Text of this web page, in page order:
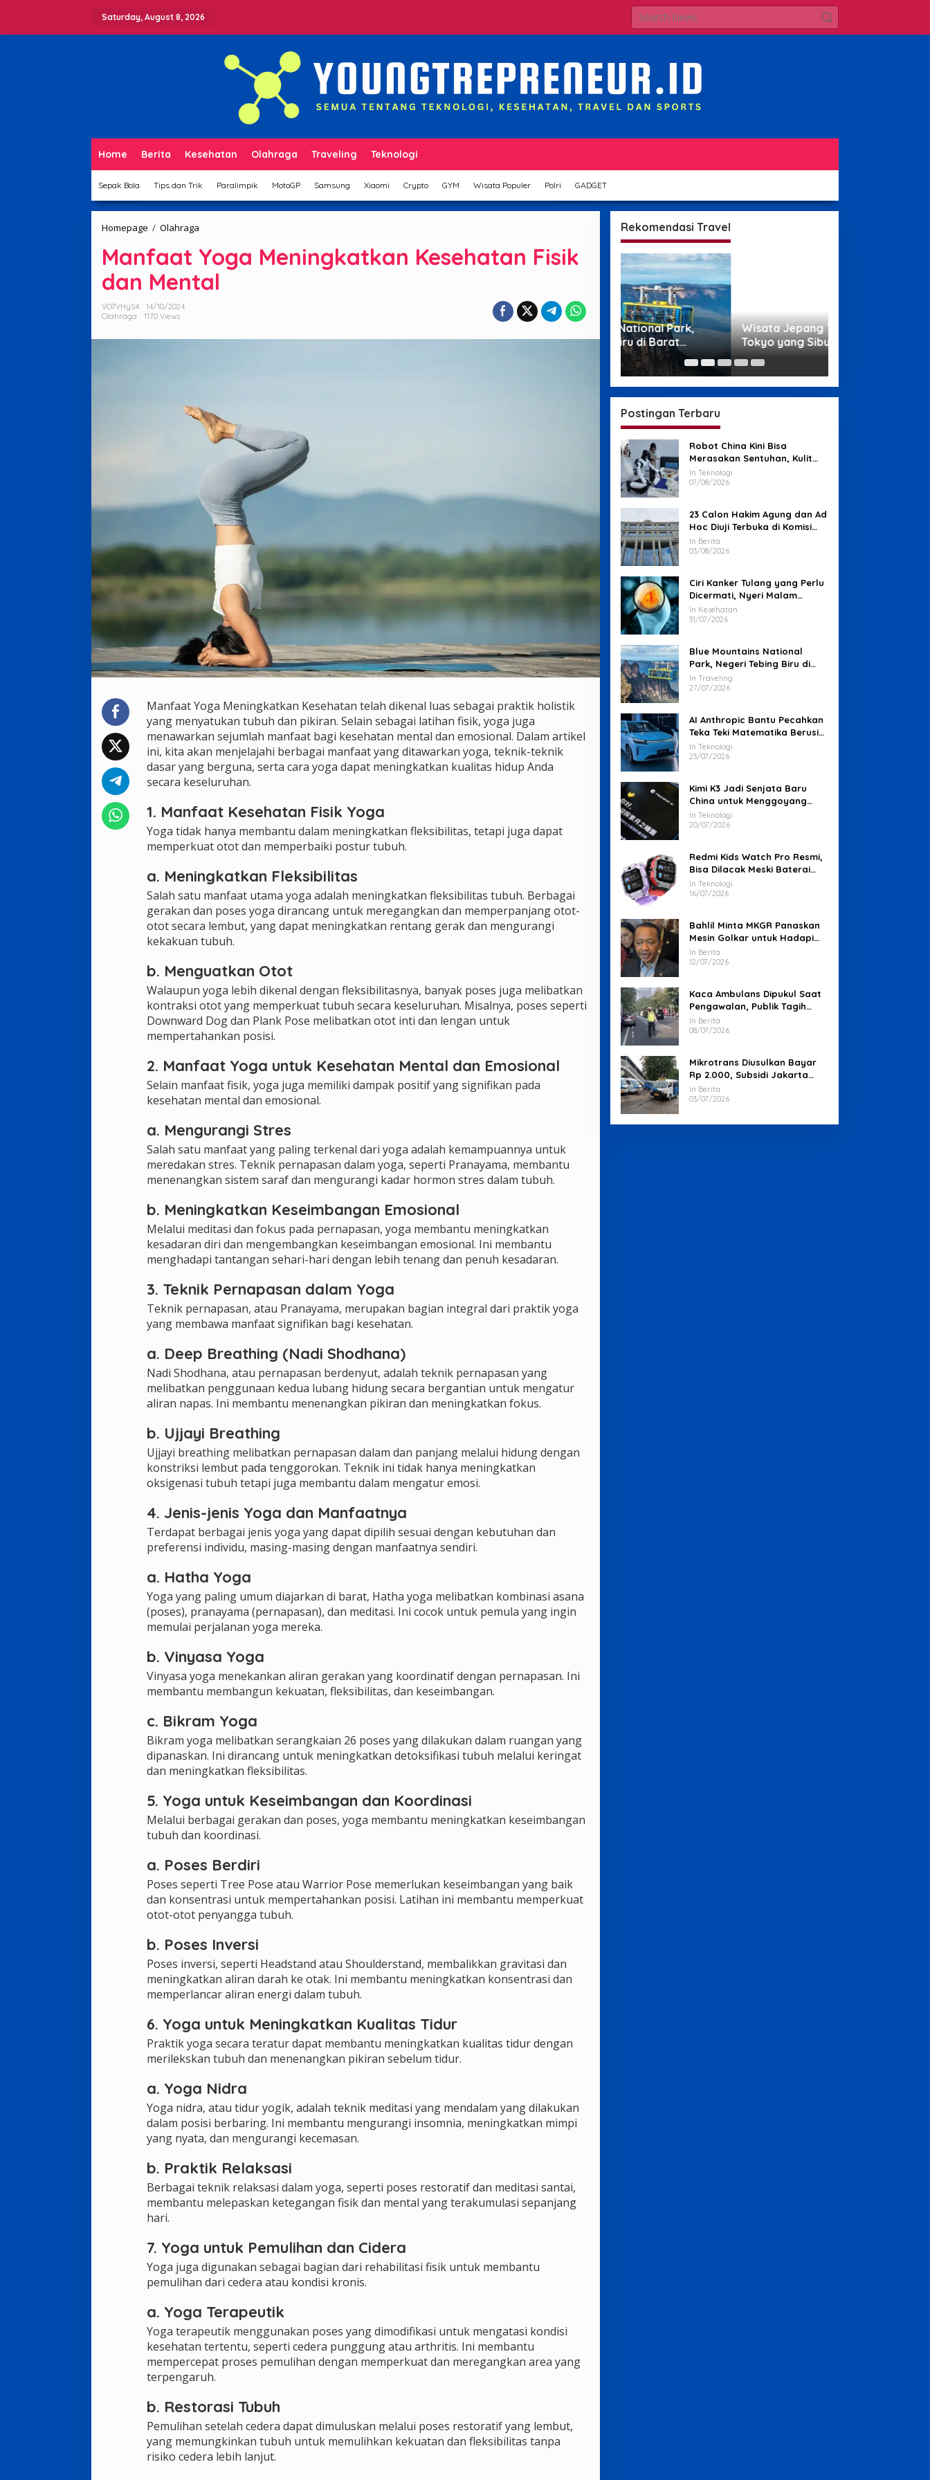
Saturday, August 8, 2026
Home Berita Kesehatan Olahraga Traveling Teknologi
Sepak Bola Tips dan Trik Paralimpik MotoGP Samsung Xiaomi Crypto GYM Wisata Populer Polri GADGET
Homepage / Olahraga
Meningkatkan
Kesehatan
Fisik
dan
Manfaat Yoga Meningkatkan Kesehatan Fisik
dan Mental
VO7VHyS4
14/10/2024
Olahraga
1170 Views
Manfaat Yoga Meningkatkan Kesehatan telah dikenal luas sebagai praktik holistik
yang menyatukan tubuh dan pikiran. Selain sebagai latihan fisik, yoga juga
menawarkan sejumlah manfaat bagi kesehatan mental dan emosional. Dalam artikel
ini, kita akan menjelajahi berbagai manfaat yang ditawarkan yoga, teknik-teknik
dasar yang berguna, serta cara yoga dapat meningkatkan kualitas hidup Anda
secara keseluruhan.
1. Manfaat Kesehatan Fisik Yoga
Yoga tidak hanya membantu dalam meningkatkan fleksibilitas, tetapi juga dapat
memperkuat otot dan memperbaiki postur tubuh.
a. Meningkatkan Fleksibilitas
Salah satu manfaat utama yoga adalah meningkatkan fleksibilitas tubuh. Berbagai
gerakan dan poses yoga dirancang untuk meregangkan dan memperpanjang otot-
otot secara lembut, yang dapat meningkatkan rentang gerak dan mengurangi
kekakuan tubuh.
b. Menguatkan Otot
Walaupun yoga lebih dikenal dengan fleksibilitasnya, banyak poses juga melibatkan
kontraksi otot yang memperkuat tubuh secara keseluruhan. Misalnya, poses seperti
Downward Dog dan Plank Pose melibatkan otot inti dan lengan untuk
mempertahankan posisi.
2. Manfaat Yoga untuk Kesehatan Mental dan Emosional
Selain manfaat fisik, yoga juga memiliki dampak positif yang signifikan pada
kesehatan mental dan emosional.
a. Mengurangi Stres
Salah satu manfaat yang paling terkenal dari yoga adalah kemampuannya untuk
meredakan stres. Teknik pernapasan dalam yoga, seperti Pranayama, membantu
menenangkan sistem saraf dan mengurangi kadar hormon stres dalam tubuh.
b. Meningkatkan Keseimbangan Emosional
Melalui meditasi dan fokus pada pernapasan, yoga membantu meningkatkan
kesadaran diri dan mengembangkan keseimbangan emosional. Ini membantu
menghadapi tantangan sehari-hari dengan lebih tenang dan penuh kesadaran.
3. Teknik Pernapasan dalam Yoga
Teknik pernapasan, atau Pranayama, merupakan bagian integral dari praktik yoga
yang membawa manfaat signifikan bagi kesehatan.
a. Deep Breathing (Nadi Shodhana)
Nadi Shodhana, atau pernapasan berdenyut, adalah teknik pernapasan yang
melibatkan penggunaan kedua lubang hidung secara bergantian untuk mengatur
aliran napas. Ini membantu menenangkan pikiran dan meningkatkan fokus.
b. Ujjayi Breathing
Ujjayi breathing melibatkan pernapasan dalam dan panjang melalui hidung dengan
konstriksi lembut pada tenggorokan. Teknik ini tidak hanya meningkatkan
oksigenasi tubuh tetapi juga membantu dalam mengatur emosi.
4. Jenis-jenis Yoga dan Manfaatnya
Terdapat berbagai jenis yoga yang dapat dipilih sesuai dengan kebutuhan dan
preferensi individu, masing-masing dengan manfaatnya sendiri.
a. Hatha Yoga
Yoga yang paling umum diajarkan di barat, Hatha yoga melibatkan kombinasi asana
(poses), pranayama (pernapasan), dan meditasi. Ini cocok untuk pemula yang ingin
memulai perjalanan yoga mereka.
b. Vinyasa Yoga
Vinyasa yoga menekankan aliran gerakan yang koordinatif dengan pernapasan. Ini
membantu membangun kekuatan, fleksibilitas, dan keseimbangan.
c. Bikram Yoga
Bikram yoga melibatkan serangkaian 26 poses yang dilakukan dalam ruangan yang
dipanaskan. Ini dirancang untuk meningkatkan detoksifikasi tubuh melalui keringat
dan meningkatkan fleksibilitas.
5. Yoga untuk Keseimbangan dan Koordinasi
Melalui berbagai gerakan dan poses, yoga membantu meningkatkan keseimbangan
tubuh dan koordinasi.
a. Poses Berdiri
Poses seperti Tree Pose atau Warrior Pose memerlukan keseimbangan yang baik
dan konsentrasi untuk mempertahankan posisi. Latihan ini membantu memperkuat
otot-otot penyangga tubuh.
b. Poses Inversi
Poses inversi, seperti Headstand atau Shoulderstand, membalikkan gravitasi dan
meningkatkan aliran darah ke otak. Ini membantu meningkatkan konsentrasi dan
memperlancar aliran energi dalam tubuh.
6. Yoga untuk Meningkatkan Kualitas Tidur
Praktik yoga secara teratur dapat membantu meningkatkan kualitas tidur dengan
merilekskan tubuh dan menenangkan pikiran sebelum tidur.
a. Yoga Nidra
Yoga nidra, atau tidur yogik, adalah teknik meditasi yang mendalam yang dilakukan
dalam posisi berbaring. Ini membantu mengurangi insomnia, meningkatkan mimpi
yang nyata, dan mengurangi kecemasan.
b. Praktik Relaksasi
Berbagai teknik relaksasi dalam yoga, seperti poses restoratif dan meditasi santai,
membantu melepaskan ketegangan fisik dan mental yang terakumulasi sepanjang
hari.
7. Yoga untuk Pemulihan dan Cidera
Yoga juga digunakan sebagai bagian dari rehabilitasi fisik untuk membantu
pemulihan dari cedera atau kondisi kronis.
a. Yoga Terapeutik
Yoga terapeutik menggunakan poses yang dimodifikasi untuk mengatasi kondisi
kesehatan tertentu, seperti cedera punggung atau arthritis. Ini membantu
mempercepat proses pemulihan dengan memperkuat dan meregangkan area yang
terpengaruh.
b. Restorasi Tubuh
Pemulihan setelah cedera dapat dimuluskan melalui poses restoratif yang lembut,
yang memungkinkan tubuh untuk memulihkan kekuatan dan fleksibilitas tanpa
risiko cedera lebih lanjut.
Rekomendasi Travel
Negeri Tebing Biru di Barat
Wisata Jepang Terpopuler, Dari
Tokyo yang Sibuk sampai Okinawa
yang Santai
Postingan Terbaru
Robot China Kini Bisa
Merasakan Sentuhan, Kulit
Elektronik Jadi Kunci
In Teknologi
07/08/2026
23 Calon Hakim Agung dan Ad
Hoc Diuji Terbuka di Komisi
Yudisial
In Berita
03/08/2026
Ciri Kanker Tulang yang Perlu
Dicermati, Nyeri Malam
hingga Benjolan
In Kesehatan
31/07/2026
Blue Mountains National
Park, Negeri Tebing Biru di
Barat Sydney
In Traveling
27/07/2026
AI Anthropic Bantu Pecahkan
Teka Teki Matematika Berusia
87 Tahun
In Teknologi
23/07/2026
Kimi K3 Jadi Senjata Baru
China untuk Menggoyang
Keunggulan AI Amerika
In Teknologi
20/07/2026
Redmi Kids Watch Pro Resmi,
Bisa Dilacak Meski Baterai
Sudah Habis
In Teknologi
16/07/2026
Bahlil Minta MKGR Panaskan
Mesin Golkar untuk Hadapi
Pemilu 2029
In Berita
12/07/2026
Kaca Ambulans Dipukul Saat
Pengawalan, Publik Tagih
Jawaban Polisi
In Berita
08/07/2026
Mikrotrans Diusulkan Bayar
Rp 2.000, Subsidi Jakarta
Jadi Sorotan
In Berita
03/07/2026